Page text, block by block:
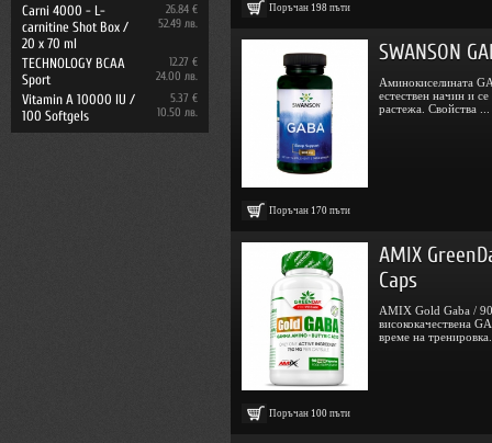
Carni 4000 - L-
carnitine Shot Box /
20 x 70 ml
26.84 €
52.49 лв.
TECHNOLOGY BCAA
Sport
12.27 €
24.00 лв.
Vitamin A 10000 IU /
100 Softgels
5.37 €
10.50 лв.
Поръчан 198 пъти
Поръчан 170 пъти
SWANSON
Аминокиселината
естествен начин и
растежа. Свойства ...
Поръчан 100 пъти
AMIX
Caps
AMIX Gold Gaba /
висококачествена
време на